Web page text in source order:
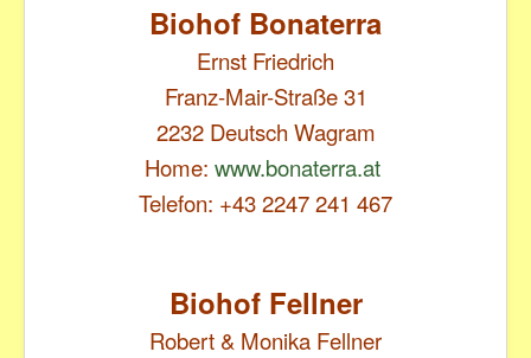
Biohof Bonaterra
Ernst Friedrich
Franz-Mair-Straße 31
2232 Deutsch Wagram
Home: www.bonaterra.at
Telefon: +43 2247 241 467
Biohof Fellner
Robert & Monika Fellner